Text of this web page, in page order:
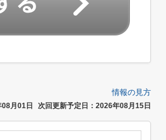
情報の見方
月01日 次回更新予定日：2026年08月15日